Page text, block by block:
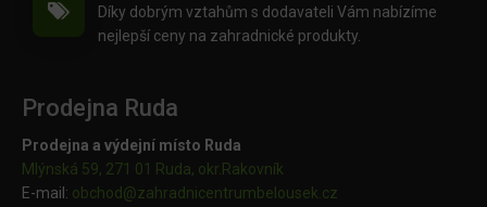
Díky dobrým vztahům s dodavateli Vám nabízíme
nejlepší ceny na zahradnické produkty.
Prodejna Ruda
Prodejna a výdejní místo Ruda
Mlýnská 59, 271 01 Ruda, okr.Rakovník
E-mail: obchod@zahradnicentrumbelousek.cz